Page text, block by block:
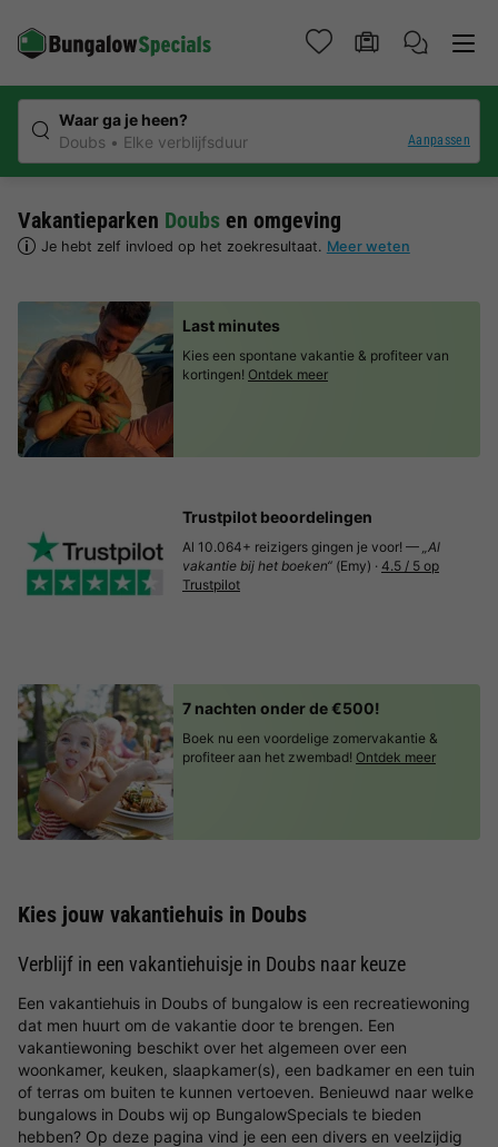
Waar ga je heen?
Doubs
Elke verblijfsduur Aanpassen
Vakantieparken Doubs en omgeving
Je hebt zelf invloed op het zoekresultaat. Meer weten
Last minutes
Kies een spontane vakantie & profiteer van
kortingen! Ontdek meer
Trustpilot beoordelingen
Al 10.064+ reizigers gingen je voor! — „Al
vakantie bij het boeken“ (Emy) · 4.5 / 5 op
Trustpilot
7 nachten onder de €500!
Boek nu een voordelige zomervakantie &
profiteer aan het zwembad! Ontdek meer
Kies jouw vakantiehuis in Doubs
Verblijf in een vakantiehuisje in Doubs naar keuze
Een vakantiehuis in Doubs of bungalow is een recreatiewoning
dat men huurt om de vakantie door te brengen. Een
vakantiewoning beschikt over het algemeen over een
woonkamer, keuken, slaapkamer(s), een badkamer en een tuin
of terras om buiten te kunnen vertoeven. Benieuwd naar welke
bungalows in Doubs wij op BungalowSpecials te bieden
hebben? Op deze pagina vind je een een divers en veelzijdig